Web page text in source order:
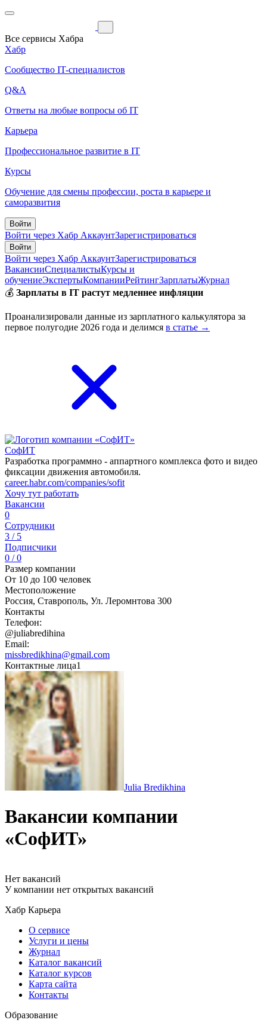
Все сервисы Хабра
Хабр
Сообщество IT-специалистов
Q&A
Ответы на любые вопросы об IT
Карьера
Профессиональное развитие в IT
Курсы
Обучение для смены профессии, роста в карьере и
саморазвития
Войти
Войти через Хабр АккаунтЗарегистрироваться
Войти
Войти через Хабр АккаунтЗарегистрироваться
ВакансииСпециалистыКурсы и
обучениеЭкспертыКомпанииРейтингЗарплатыЖурнал
💰 Зарплаты в IT растут медленнее инфляции
Проанализировали данные из зарплатного калькулятора за
первое полугодие 2026 года и делимся в статье →
СофИТ
Разработка программно - аппартного комплекса фото и видео
фиксации движения автомобиля.
career.habr.com/companies/sofit
Хочу тут работать
Вакансии
0
Сотрудники
3 / 5
Подписчики
0 / 0
Размер компании
От 10 до 100 человек
Местоположение
Россия, Ставрополь, Ул. Леромнтова 300
Контакты
Телефон:
@juliabredihina
Email:
missbredikhina@gmail.com
Контактные лица1
Julia Bredikhina
Вакансии компании
«СофИТ»
Нет вакансий
У компании нет открытых вакансий
Хабр Карьера
О сервисе
Услуги и цены
Журнал
Каталог вакансий
Каталог курсов
Карта сайта
Контакты
Образование